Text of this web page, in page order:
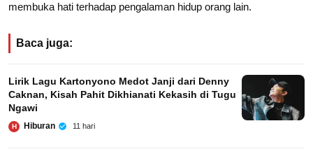
membuka hati terhadap pengalaman hidup orang lain.
Baca juga:
Lirik Lagu Kartonyono Medot Janji dari Denny
Caknan, Kisah Pahit Dikhianati Kekasih di Tugu
Ngawi
H Hiburan 11 hari